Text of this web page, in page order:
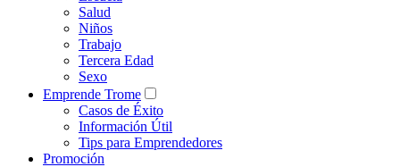
Salud
Niños
Trabajo
Tercera Edad
Sexo
Emprende Trome
Casos de Éxito
Información Útil
Tips para Emprendedores
Promoción